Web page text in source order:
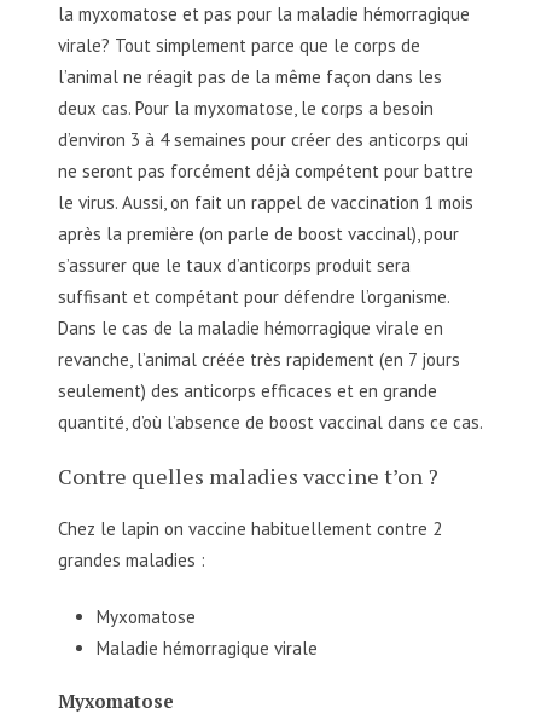
la myxomatose et pas pour la maladie hémorragique
virale? Tout simplement parce que le corps de
l’animal ne réagit pas de la même façon dans les
deux cas. Pour la myxomatose, le corps a besoin
d’environ 3 à 4 semaines pour créer des anticorps qui
ne seront pas forcément déjà compétent pour battre
le virus. Aussi, on fait un rappel de vaccination 1 mois
après la première (on parle de boost vaccinal), pour
s’assurer que le taux d’anticorps produit sera
suffisant et compétant pour défendre l’organisme.
Dans le cas de la maladie hémorragique virale en
revanche, l’animal créée très rapidement (en 7 jours
seulement) des anticorps efficaces et en grande
quantité, d’où l’absence de boost vaccinal dans ce cas.
Contre quelles maladies vaccine t’on ?
Chez le lapin on vaccine habituellement contre 2
grandes maladies :
Myxomatose
Maladie hémorragique virale
Myxomatose